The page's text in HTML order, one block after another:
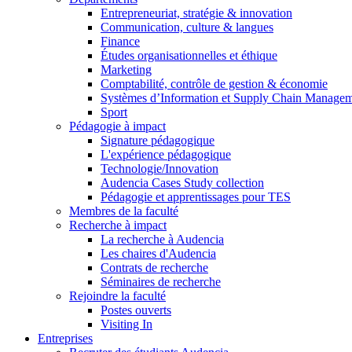
Entrepreneuriat, stratégie & innovation
Communication, culture & langues
Finance
Études organisationnelles et éthique
Marketing
Comptabilité, contrôle de gestion & économie
Systèmes d’Information et Supply Chain
Sport
Pédagogie à impact
Signature pédagogique
L'expérience pédagogique
Technologie/Innovation
Audencia Cases Study collection
Pédagogie et apprentissages pour TES
Membres de la faculté
Recherche à impact
La recherche à Audencia
Les chaires d'Audencia
Contrats de recherche
Séminaires de recherche
Rejoindre la faculté
Postes ouverts
Visiting In
Entreprises